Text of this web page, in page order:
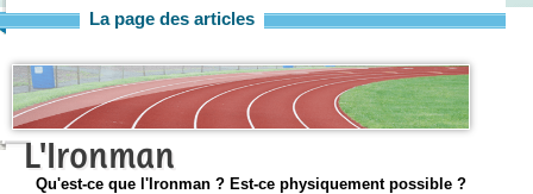
La page des articles
L'Ironman
Qu'est-ce que l'Ironman ? Est-ce physiquement possible ?